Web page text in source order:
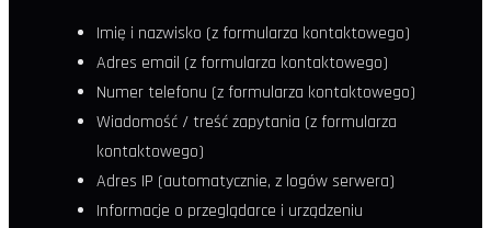
Imię i nazwisko (z formularza kontaktowego)
Adres email (z formularza kontaktowego)
Numer telefonu (z formularza kontaktowego)
Wiadomość / treść zapytania (z formularza
kontaktowego)
Adres IP (automatycznie, z logów serwera)
Informacje o przeglądarce i urządzeniu